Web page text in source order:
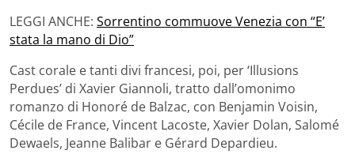
LEGGI ANCHE: Sorrentino commuove Venezia con “E’
stata la mano di Dio”
Cast corale e tanti divi francesi, poi, per ‘Illusions
Perdues’ di Xavier Giannoli, tratto dall’omonimo
romanzo di Honoré de Balzac, con Benjamin Voisin,
Cécile de France, Vincent Lacoste, Xavier Dolan, Salomé
Dewaels, Jeanne Balibar e Gérard Depardieu.